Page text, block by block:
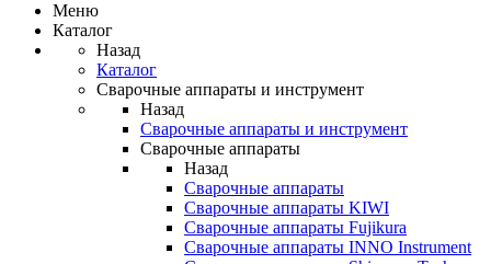
Меню
Каталог
Назад
Каталог
Сварочные аппараты и инструмент
Назад
Сварочные аппараты и инструмент
Сварочные аппараты
Назад
Сварочные аппараты
Сварочные аппараты KIWI
Сварочные аппараты Fujikura
Сварочные аппараты INNO Instrument